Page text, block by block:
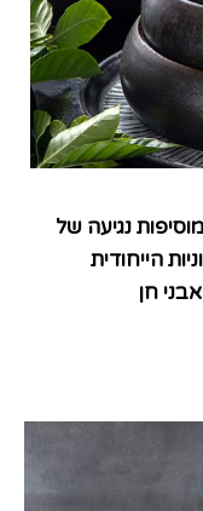
נגיעה של
הייחודית
חן